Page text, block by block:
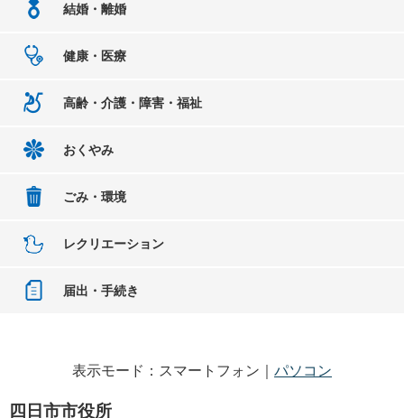
結婚・離婚
健康・医療
高齢・介護・障害・福祉
おくやみ
ごみ・環境
レクリエーション
届出・手続き
表示モード：スマートフォン｜ パソコン
四日市市役所